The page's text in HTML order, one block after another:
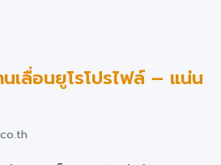
เลื่อนยูโรโปรไฟล์ – แน่น